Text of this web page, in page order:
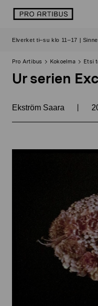
sisältöön
logo
Elverket ti–su klo 11–17 |
Pro Artibus Kokoelma Etsi
Ur serien
Ekström Saara |